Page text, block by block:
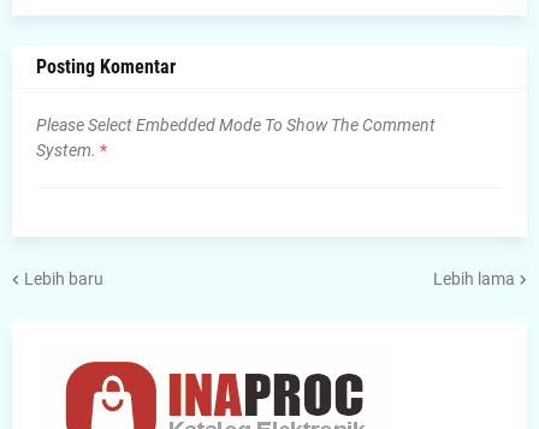
Posting Komentar
Please Select Embedded Mode To Show The Comment
System. *
Lebih baru Lebih lama